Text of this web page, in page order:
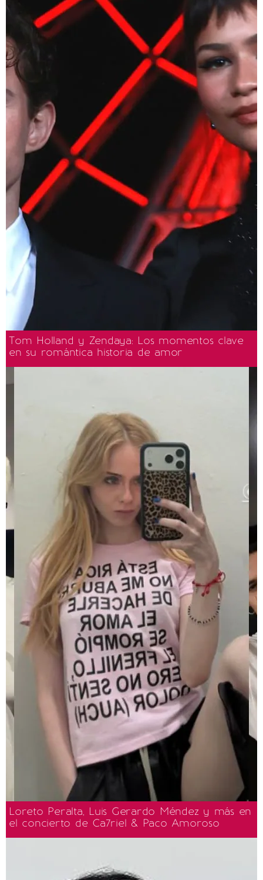
Tom Holland y Zendaya: Los momentos clave
en su romántica historia de amor
Loreto Peralta, Luis Gerardo Méndez y más en
el concierto de Ca7riel & Paco Amoroso